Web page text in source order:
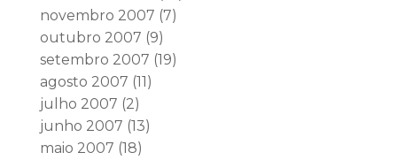
novembro 2007 (7)
outubro 2007 (9)
setembro 2007 (19)
agosto 2007 (11)
julho 2007 (2)
junho 2007 (13)
maio 2007 (18)